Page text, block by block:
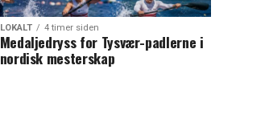
LOKALT 4 timer siden
Medaljedryss for Tysvær-padlerne i
nordisk mesterskap